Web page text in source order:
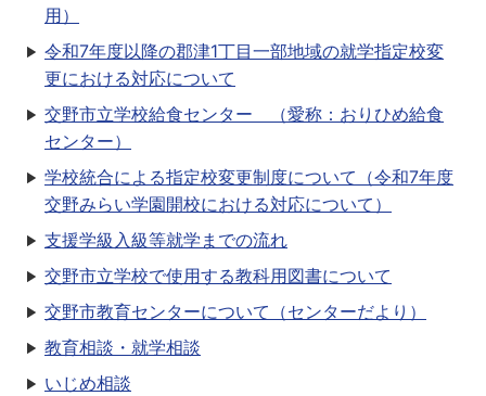
用）
令和7年度以降の郡津1丁目一部地域の就学指定校変
更における対応について
交野市立学校給食センター （愛称：おりひめ給食
センター）
学校統合による指定校変更制度について（令和7年度
交野みらい学園開校における対応について）
支援学級入級等就学までの流れ
交野市立学校で使用する教科用図書について
交野市教育センターについて（センターだより）
教育相談・就学相談
いじめ相談